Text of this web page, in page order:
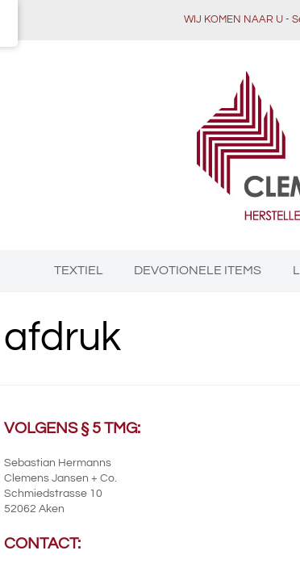
WIJ KOMEN NAAR U -
TEXTIEL DEVOTIONELE ITEMS
afdruk
VOLGENS § 5 TMG:
Sebastian Hermanns
Clemens Jansen + Co.
Schmiedstrasse 10
52062 Aken
CONTACT: